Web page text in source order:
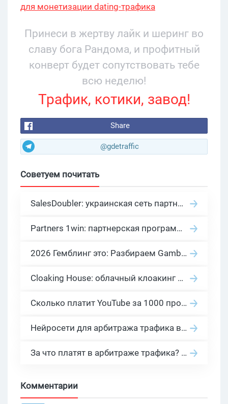
для монетизации dating-трафика
Принеси в жертву лайк и шеринг во
славу бога Рандома, и профитный
конверт будет сопутствовать тебе
всю неделю!
Трафик, котики, завод!
Share
@gdetraffic
Советуем почитать
SalesDoubler: украинская сеть партнерских программ с оплатой за действие
Partners 1win: партнерская программа казино в нише гемблинг арбитраж
2026 Гемблинг это: Разбираем Gambling вертикаль, и все что связано с гемблинг и беттинг офферами
Cloaking House: облачный клоакинг для фильтрации ботов FB и Google Ads — гайд PHP-интеграции 2026
Сколько платит YouTube за 1000 просмотров в 2026: реальные цифры от 0.5 до 36 USD по ГЕО
Нейросети для арбитража трафика в 2026: инструменты, кейсы и AI-медиабайеры
За что платят в арбитраже трафика? 30 моделей оплаты в бурж и СНГ партнерках
Комментарии